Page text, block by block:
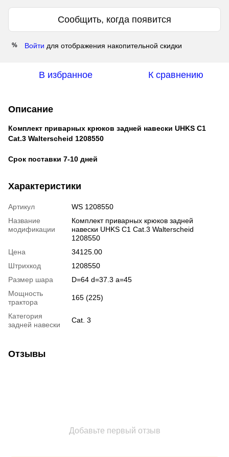
Сообщить, когда появится
% Войти для отображения накопительной скидки
В избранное К сравнению
Описание
Комплект приварных крюков задней навески UHKS C1
Cat.3 Walterscheid 1208550
Срок поставки 7-10 дней
Характеристики
Артикул
WS 1208550
Название
модификации
Комплект приварных крюков задней
навески UHKS C1 Cat.3 Walterscheid
1208550
Цена
34125.00
Штрихкод
1208550
Размер шара
D=64 d=37.3 a=45
Мощность
трактора
165 (225)
Категория
задней навески
Cat. 3
Отзывы
Добавьте первый отзыв